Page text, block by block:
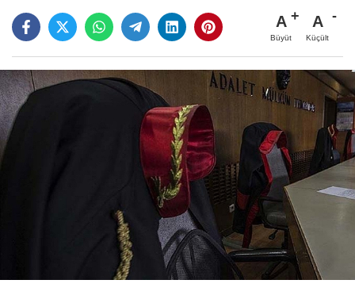
A
Büyüt
A
Küçült